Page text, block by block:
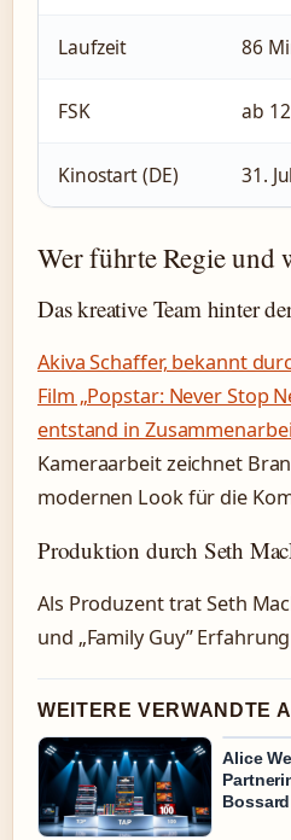
Laufzeit 86
FSK ab
Kinostart (DE) 31.
Wer führte Regie und
Das kreative Team hinter
Akiva Schaffer, bekannt
Film „Popstar: Never Stop
entstand in
Kameraarbeit zeichnet
modernen Look für die
Produktion durch Seth
Als Produzent trat Seth
und „Family Guy”
WEITERE VERWANDTE
Alice